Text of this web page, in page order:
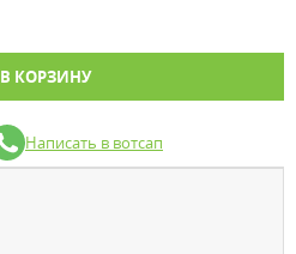
В КОРЗИНУ
Написать в вотсап